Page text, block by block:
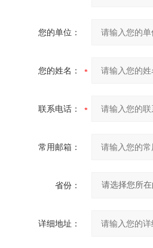
您的单位：
您的姓名：
联系电话：
常用邮箱：
省份：
详细地址：